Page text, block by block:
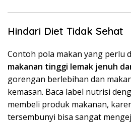
Hindari Diet Tidak Sehat
Contoh pola makan yang perlu
makanan tinggi lemak jenuh
gorengan berlebihan dan
kemasan. Baca label nutrisi
membeli produk makanan,
tersembunyi bisa sangat